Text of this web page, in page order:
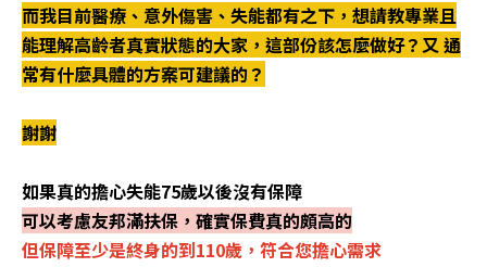
而我目前醫療、意外傷害、失能都有之下，想請教專業且
能理解高齡者真實狀態的大家，這部份該怎麼做好？又 通
常有什麼具體的方案可建議的？
謝謝
如果真的擔心失能75歲以後沒有保障
可以考慮友邦滿扶保，確實保費真的頗高的
但保障至少是終身的到110歲，符合您擔心需求